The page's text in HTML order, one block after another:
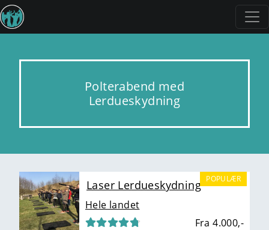
Polterabend med
Lerdueskydning
Laser Lerdueskydning POPULÆR
Hele landet
Fra 4.000,-